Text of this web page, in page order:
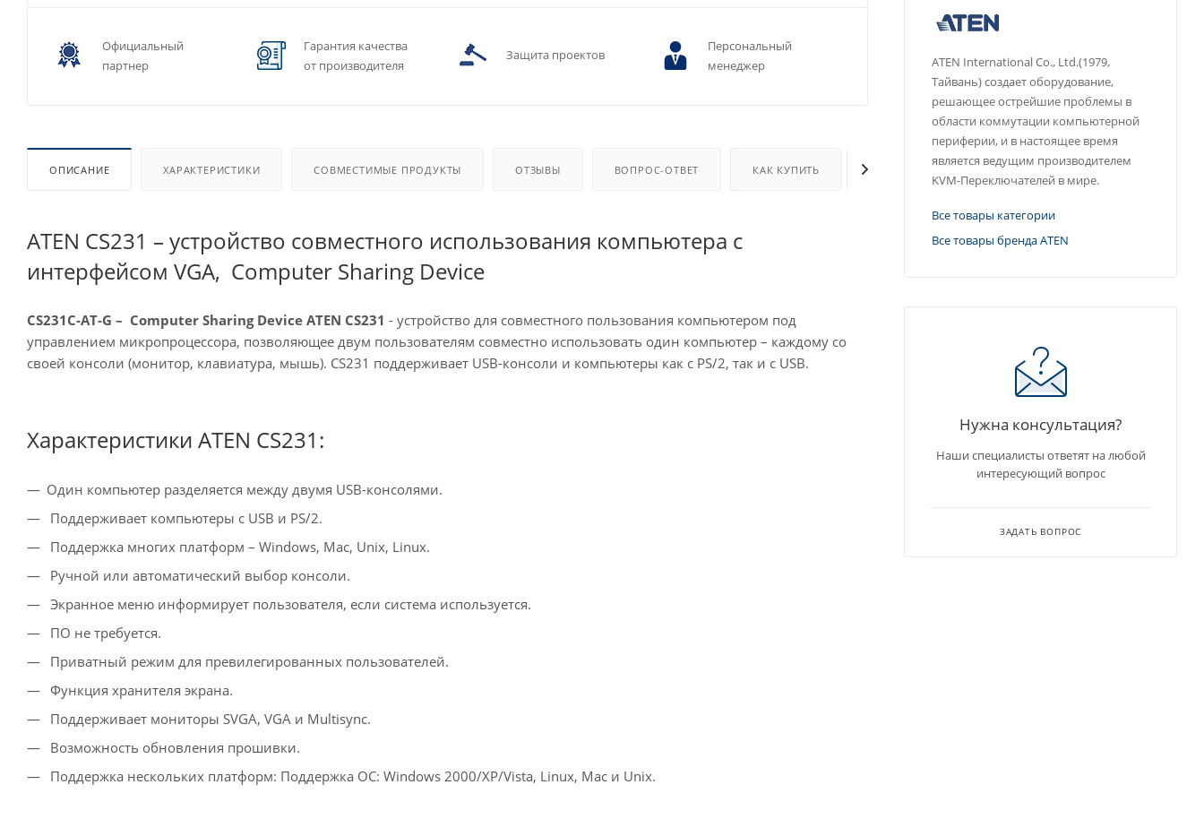
Официальный
партнер
Гарантия качества
от производителя
Защита проектов
Персональный
менеджер
ОПИСАНИЕ ХАРАКТЕРИСТИКИ СОВМЕСТИМЫЕ ПРОДУКТЫ ОТЗЫВЫ ВОПРОС-ОТВЕТ КАК КУПИТЬ ДОСТАВКА ДОПОЛНИТЕЛЬНО
ATEN CS231 – устройство совместного использования компьютера с
интерфейсом VGA, Computer Sharing Device
CS231C-AT-G – Computer Sharing Device ATEN CS231 - устройство для совместного пользования компьютером под
управлением микропроцессора, позволяющее двум пользователям совместно использовать один компьютер – каждому со
своей консоли (монитор, клавиатура, мышь). CS231 поддерживает USB-консоли и компьютеры как с PS/2, так и с USB.
Характеристики ATEN CS231:
Один компьютер разделяется между двумя USB-консолями.
Поддерживает компьютеры с USB и PS/2.
Поддержка многих платформ – Windows, Mac, Unix, Linux.
Ручной или автоматический выбор консоли.
Экранное меню информирует пользователя, если система используется.
ПО не требуется.
Приватный режим для превилегированных пользователей.
Функция хранителя экрана.
Поддерживает мониторы SVGA, VGA и Multisync.
Возможность обновления прошивки.
Поддержка нескольких платформ: Поддержка ОС: Windows 2000/XP/Vista, Linux, Mac и Unix.
ATEN International Co., Ltd.(1979,
Тайвань) создает оборудование,
решающее острейшие проблемы в
области коммутации компьютерной
периферии, и в настоящее время
является ведущим производителем
KVM-Переключателей в мире.
Все товары категории
Все товары бренда ATEN
Нужна консультация?
Наши специалисты ответят на любой
интересующий вопрос
ЗАДАТЬ ВОПРОС